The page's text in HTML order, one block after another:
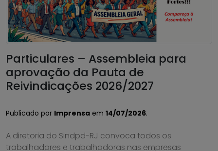
Particulares – Assembleia para
aprovação da Pauta de
Reivindicações 2026/2027
Publicado por Imprensa em 14/07/2026.
A diretoria do Sindpd-RJ convoca todos os
trabalhadores e trabalhadoras nas empresas